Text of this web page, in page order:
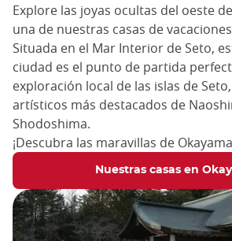
Explore las joyas ocultas del oeste
una de nuestras casas de
Situada en el Mar Interior de Seto,
ciudad es el punto de partida
exploración local de las islas de
artísticos más destacados de
Shodoshima.
¡Descubra las maravillas de
Nuestras casas en